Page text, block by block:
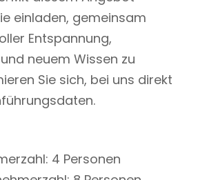
einladen, gemeinsam
Entspannung,
neuem Wissen zu
Sie sich, bei uns direkt
4 Personen